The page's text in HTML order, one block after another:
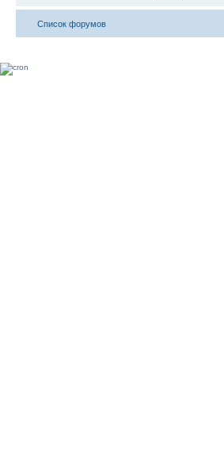
Список форумов